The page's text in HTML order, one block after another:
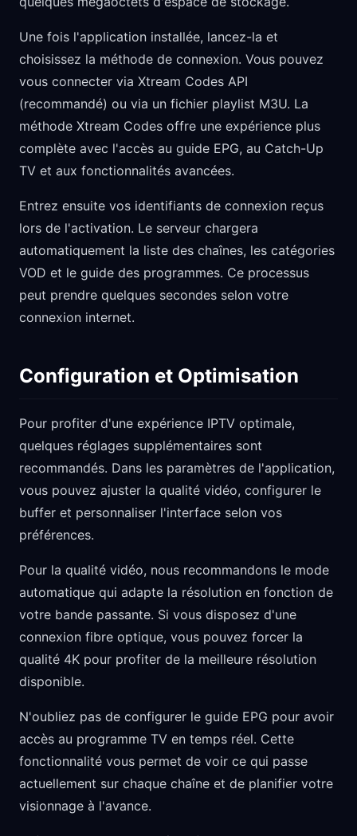
Une fois l'application installée, lancez-la et
choisissez la méthode de connexion. Vous pouvez
vous connecter via Xtream Codes API
(recommandé) ou via un fichier playlist M3U. La
méthode Xtream Codes offre une expérience plus
complète avec l'accès au guide EPG, au Catch-Up
TV et aux fonctionnalités avancées.
Entrez ensuite vos identifiants de connexion reçus
lors de l'activation. Le serveur chargera
automatiquement la liste des chaînes, les catégories
VOD et le guide des programmes. Ce processus
peut prendre quelques secondes selon votre
connexion internet.
Configuration et Optimisation
Pour profiter d'une expérience IPTV optimale,
quelques réglages supplémentaires sont
recommandés. Dans les paramètres de l'application,
vous pouvez ajuster la qualité vidéo, configurer le
buffer et personnaliser l'interface selon vos
préférences.
Pour la qualité vidéo, nous recommandons le mode
automatique qui adapte la résolution en fonction de
votre bande passante. Si vous disposez d'une
connexion fibre optique, vous pouvez forcer la
qualité 4K pour profiter de la meilleure résolution
disponible.
N'oubliez pas de configurer le guide EPG pour avoir
accès au programme TV en temps réel. Cette
fonctionnalité vous permet de voir ce qui passe
actuellement sur chaque chaîne et de planifier votre
visionnage à l'avance.